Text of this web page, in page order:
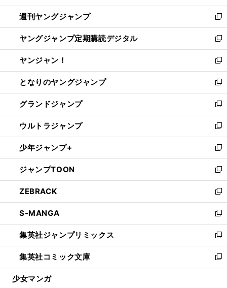
開
く
ウ
で
開
く
ン
ド
ウ
で
開
く
ウ
ィ
ン
ド
ウ
で
開
く
週刊ヤングジャンプ
新
し
い
ウ
ィ
ン
ド
ウ
で
開
く
ヤングジャンプ定期購読デジタル
新
し
い
ウ
ィ
ン
ド
ウ
で
開
く
ヤンジャン！
新
し
い
ウ
ィ
ン
ド
ウ
で
開
く
となりのヤングジャンプ
新
し
い
ウ
ィ
ン
ド
ウ
で
開
く
グランドジャンプ
新
し
い
ウ
ィ
ン
ド
ウ
で
開
く
ウルトラジャンプ
新
し
い
ウ
ィ
ン
ド
ウ
で
開
く
少年ジャンプ+
新
し
い
ウ
ィ
ン
ド
ウ
で
開
く
ジャンプTOON
新
し
い
ウ
ィ
ン
ド
ウ
で
開
ZEBRACK
新
し
い
ウ
ィ
ン
ド
ウ
S-MANGA
新
し
い
ウ
ィ
ン
集英社ジャンプリミックス
新
し
い
ウ
集英社コミック文庫
新
し
少女マンガ